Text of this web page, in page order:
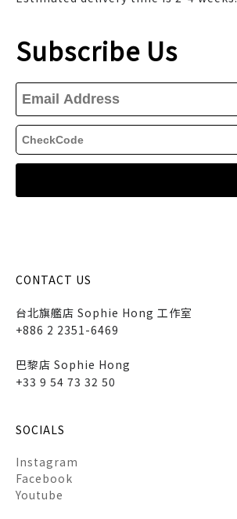
Subscribe Us
CONTACT US
台北旗艦店 Sophie Hong 工作室
+886 2 2351-6469
巴黎店 Sophie Hong
+33 9 54 73 32 50
SOCIALS
Instagram
Facebook
Youtube